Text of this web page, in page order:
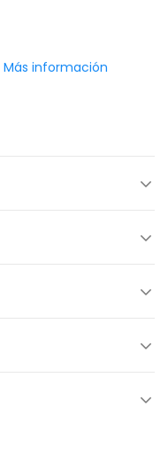
Más información